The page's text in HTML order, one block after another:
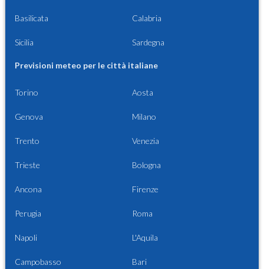
Basilicata Calabria
Sicilia Sardegna
Previsioni meteo per le città italiane
Torino Aosta
Genova Milano
Trento Venezia
Trieste Bologna
Ancona Firenze
Perugia Roma
Napoli L'Aquila
Campobasso Bari